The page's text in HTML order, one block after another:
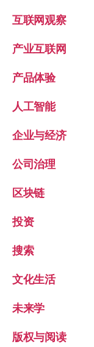
互联网观察
产业互联网
产品体验
人工智能
企业与经济
公司治理
区块链
投资
搜索
文化生活
未来学
版权与阅读